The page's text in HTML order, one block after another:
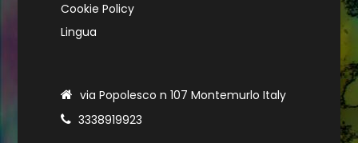
Cookie Policy
Lingua
via Popolesco n 107 Montemurlo Italy
3338919923